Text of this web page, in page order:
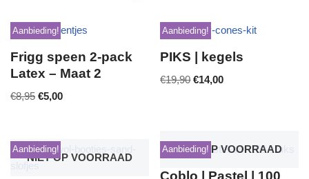
Aanbieding!
Frigg speen 2-pack
Latex – Maat 2
€8,95 €5,00
Aanbieding!
PIKS | kegels
€19,90 €14,00
NIET OP VOORRAAD
Aanbieding! NIET OP VOORRAAD
Aanbieding!
Coblo | Pastel | 100